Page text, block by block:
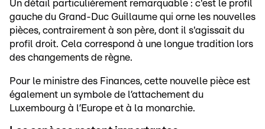
Un détail particulièrement remarquable : c'est le profil
gauche du Grand-Duc Guillaume qui orne les nouvelles
pièces, contrairement à son père, dont il s'agissait du
profil droit. Cela correspond à une longue tradition lors
des changements de règne.
Pour le ministre des Finances, cette nouvelle pièce est
également un symbole de l’attachement du
Luxembourg à l’Europe et à la monarchie.